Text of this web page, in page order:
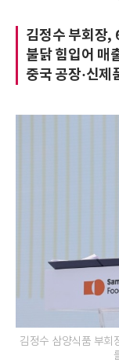
김정수 부회장,
불닭 힘입어 매
중국 공장·신
김정수 삼양식품 부회